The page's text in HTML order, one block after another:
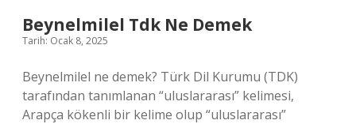
Beynelmilel Tdk Ne Demek
Tarih: Ocak 8, 2025
Beynelmilel ne demek? Türk Dil Kurumu (TDK)
tarafından tanımlanan “uluslararası” kelimesi,
Arapça kökenli bir kelime olup “uluslararası”